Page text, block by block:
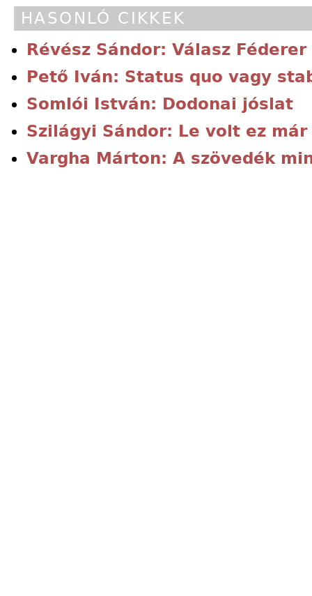
HASONLÓ CIKKEK
Révész Sándor: Válasz
Pető Iván: Status quo vagy
Somlói István: Dodonai jóslat
Szilágyi Sándor: Le volt ez
Vargha Márton: A szövedék